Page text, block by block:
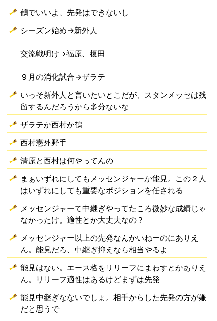
鶴でいいよ、先発はできないし
シーズン始め→新外人
交流戦明け→福原、榎田
９月の消化試合→ザラテ
いっそ新外人と言いたいとこだが、スタンメッセは残
留するんだろうから多分ないな
ザラテか西村か鶴
西村憲外野手
清原と西村は何やってんの
まぁいずれにしてもメッセンジャーか能見。この２人
はいずれにしても重要なポジションを任される
メッセンジャーて中継ぎやってたころ微妙な成績じゃ
なかったけ。適性とか大丈夫なの？
メッセンジャー以上の先発なんかいねーのにありえ
ん。能見だろ、中継ぎ抑えなら相当やるよ
能見はない。エース格をリリーフにまわすとかありえ
ん。リリーフ適性はあるけどまずは先発
能見中継ぎなないでしょ。相手からした先発の方が嫌
だと思うで